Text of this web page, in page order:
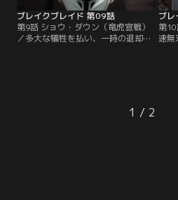
ブレイクブレイド 第09話
第9話 ショウ・ダウン（竜虎宣戦）
／多大な犠牲を払い、一時の退却を
するライガット。凄惨な光景を前
に、ボルキュスの駆るアテネス軍最
ブ
第
速無
ル
ぐ
1